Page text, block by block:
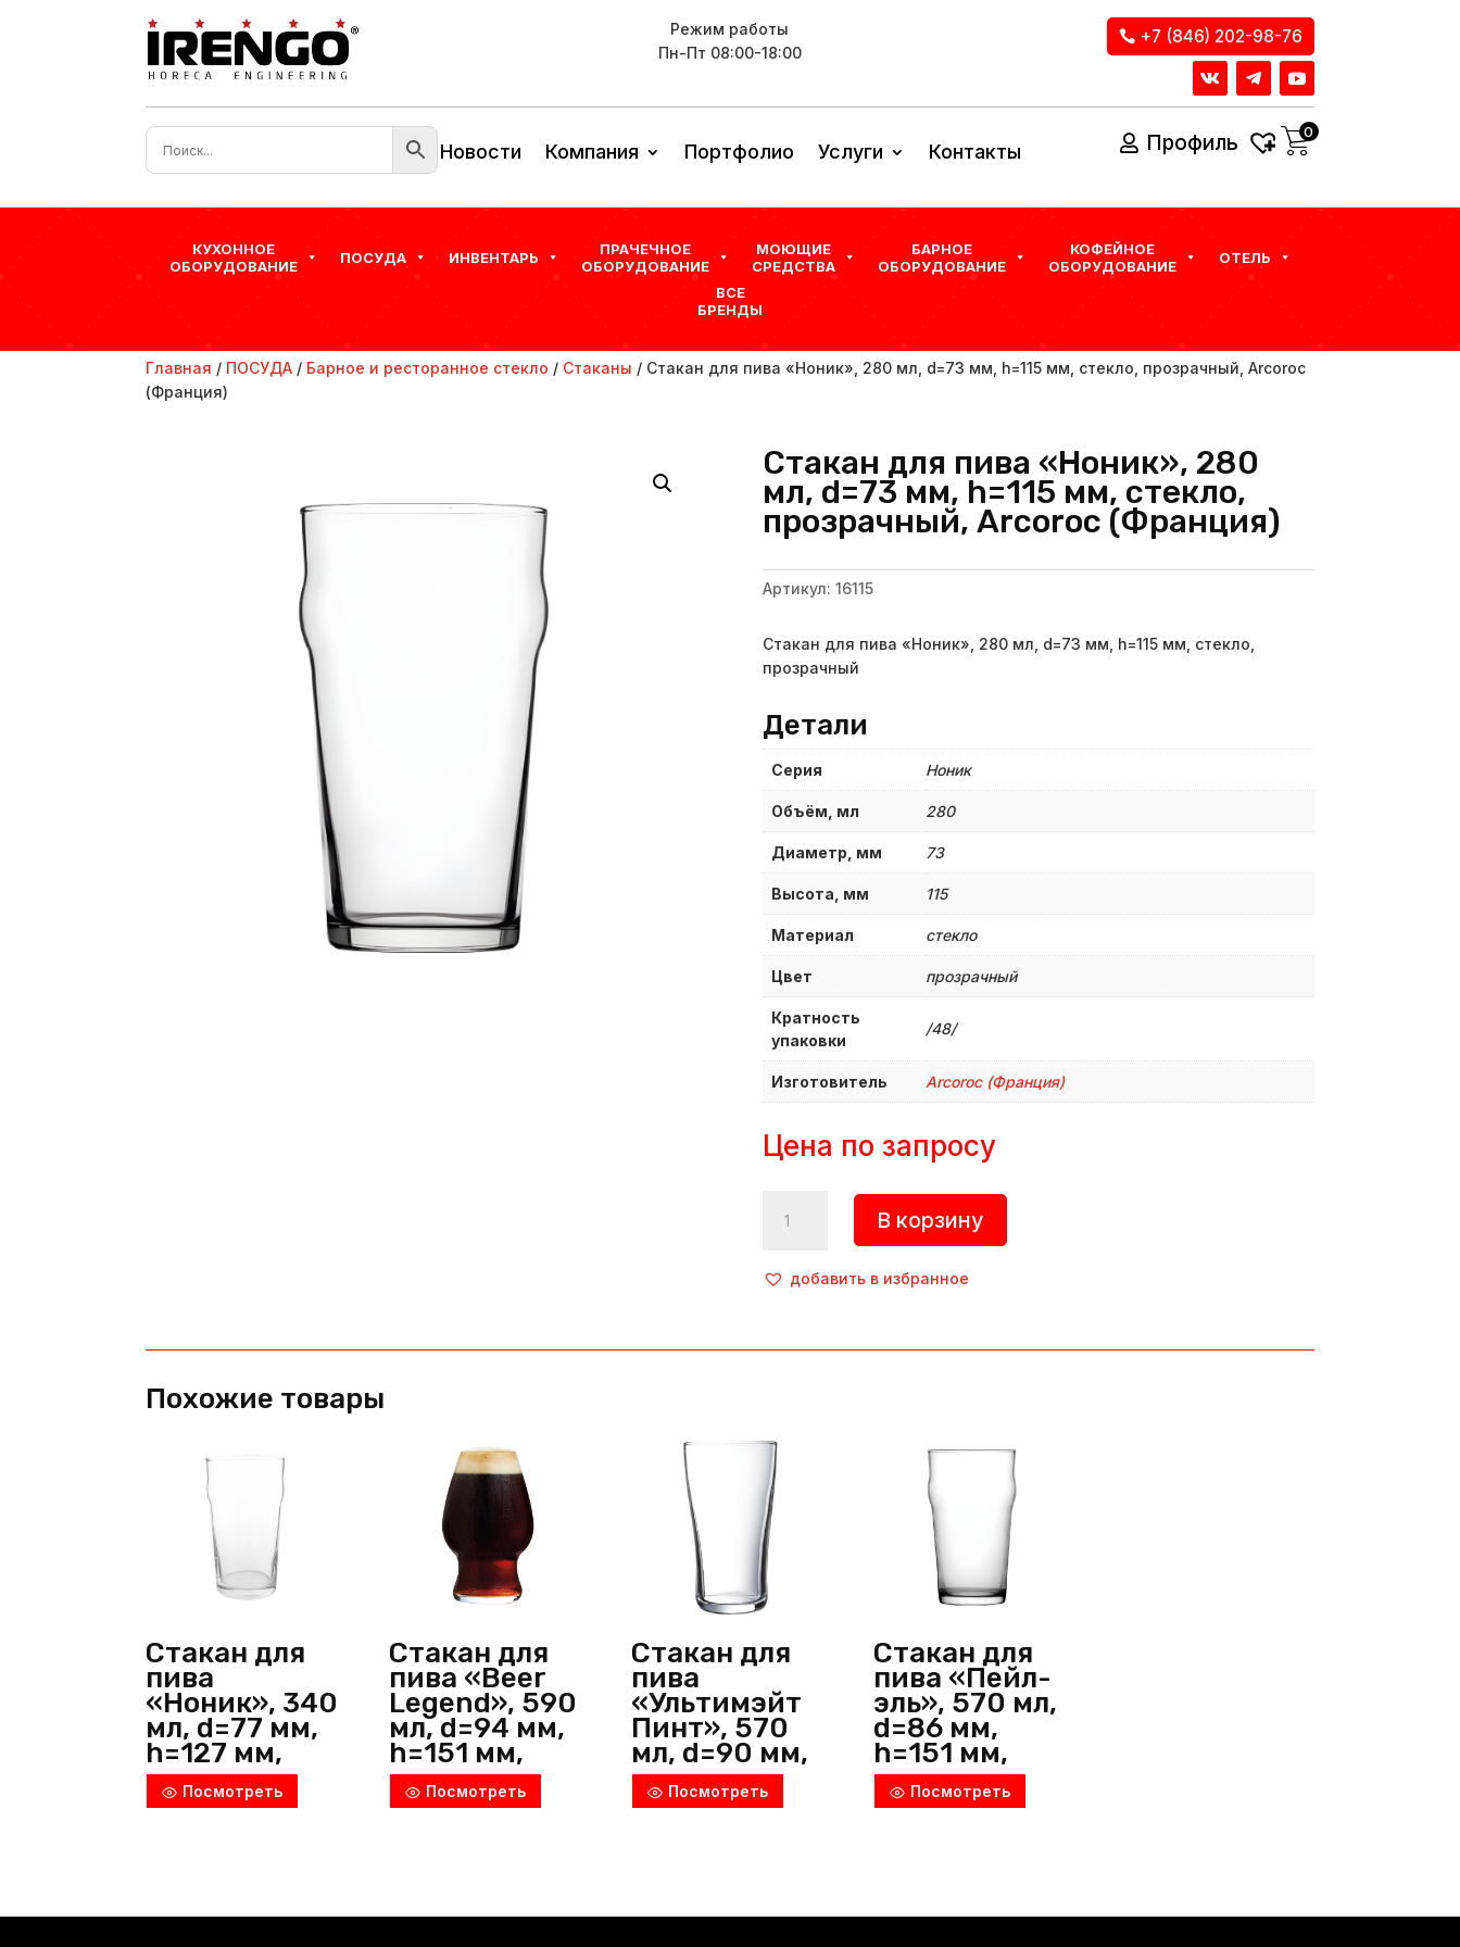
Режим работы
Пн-Пт 08:00-18:00
+7 (846) 202-98-76
Новости Компания Портфолио Услуги Контакты Профиль 0
КУХОННОЕ
ОБОРУДОВАНИЕ
ПОСУДА ИНВЕНТАРЬ
ПРАЧЕЧНОЕ
ОБОРУДОВАНИЕ
МОЮЩИЕ
СРЕДСТВА
БАРНОЕ
ОБОРУДОВАНИЕ
КОФЕЙНОЕ
ОБОРУДОВАНИЕ
ОТЕЛЬ
ВСЕ
БРЕНДЫ
Главная / ПОСУДА / Барное и ресторанное стекло / Стаканы / Стакан для пива «Ноник», 280 мл, d=73 мм, h=115 мм, стекло, прозрачный, Arcoroc
(Франция)
Стакан для пива «Ноник», 280
мл, d=73 мм, h=115 мм, стекло,
прозрачный, Arcoroc (Франция)
Артикул: 16115
Стакан для пива «Ноник», 280 мл, d=73 мм, h=115 мм, стекло,
прозрачный
Детали
Серия Ноник
Объём, мл 280
Диаметр, мм 73
Высота, мм 115
Материал стекло
Цвет прозрачный
Кратность
упаковки
/48/
Изготовитель Arcoroc (Франция)
Цена по запросу
товара
для
h=115
мм,
стекло,
прозрачный,
Arcoroc
(Франция)
В корзину
добавить в избранное
Похожие товары
Стакан для
пива
«Ноник», 340
мл, d=77 мм,
h=127 мм,
стекло,
прозрачный,
Посмотреть
Стакан для
пива «Beer
Legend», 590
мл, d=94 мм,
h=151 мм,
стекло,
прозрачный,
Посмотреть
Стакан для
пива
«Ультимэйт
Пинт», 570
мл, d=90 мм,
h=160 мм,
стекло,
Посмотреть
Стакан для
пива «Пейл-
эль», 570 мл,
d=86 мм,
h=151 мм,
стекло,
прозрачный,
Посмотреть